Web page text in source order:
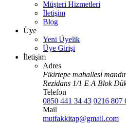
Müşteri Hizmetleri
İletişim
Blog
Üye
Yeni Üyelik
Üye Girişi
İletişim
Adres
Fikirtepe mahallesi
Rezidans 1/1 E A Blok
Telefon
0850 441 34 43 0216 807
Mail
mutfakkitap@gmail.com